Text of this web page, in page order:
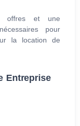
offres et une
pour
la location de
Entreprise